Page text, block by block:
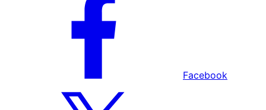
Facebook